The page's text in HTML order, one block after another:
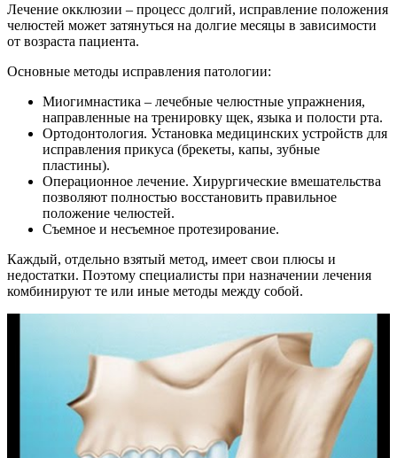
Лечение окклюзии – процесс долгий, исправление положения
челюстей может затянуться на долгие месяцы в зависимости
от возраста пациента.
Основные методы исправления патологии:
Миогимнастика – лечебные челюстные упражнения,
направленные на тренировку щек, языка и полости рта.
Ортодонтология. Установка медицинских устройств для
исправления прикуса (брекеты, капы, зубные
пластины).
Операционное лечение. Хирургические вмешательства
позволяют полностью восстановить правильное
положение челюстей.
Съемное и несъемное протезирование.
Каждый, отдельно взятый метод, имеет свои плюсы и
недостатки. Поэтому специалисты при назначении лечения
комбинируют те или иные методы между собой.